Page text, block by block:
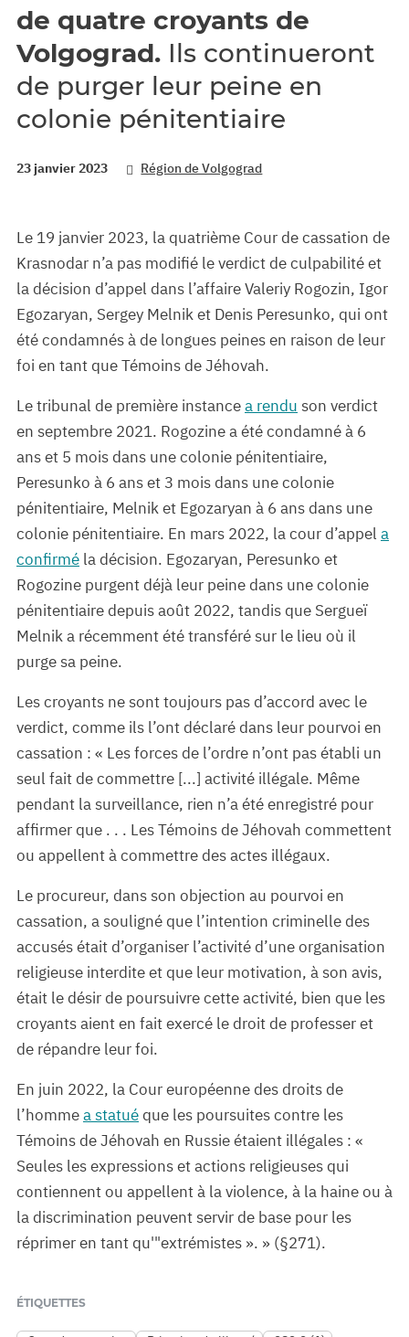
de quatre croyants de
Volgograd. Ils continueront
de purger leur peine en
colonie pénitentiaire
23 janvier 2023 Région de Volgograd
Le 19 janvier 2023, la quatrième Cour de cassation de
Krasnodar n’a pas modifié le verdict de culpabilité et
la décision d’appel dans l’affaire Valeriy Rogozin, Igor
Egozaryan, Sergey Melnik et Denis Peresunko, qui ont
été condamnés à de longues peines en raison de leur
foi en tant que Témoins de Jéhovah.
Le tribunal de première instancea rendu son verdict
en septembre 2021. Rogozine a été condamné à 6
ans et 5 mois dans une colonie pénitentiaire,
Peresunko à 6 ans et 3 mois dans une colonie
pénitentiaire, Melnik et Egozaryan à 6 ans dans une
colonie pénitentiaire. En mars 2022, la cour d’appel a
confirmé la décision. Egozaryan, Peresunko et
Rogozine purgent déjà leur peine dans une colonie
pénitentiaire depuis août 2022, tandis que Sergueï
Melnik a récemment été transféré sur le lieu où il
purge sa peine.
Les croyants ne sont toujours pas d’accord avec le
verdict, comme ils l’ont déclaré dans leur pourvoi en
cassation : « Les forces de l’ordre n’ont pas établi un
seul fait de commettre [...] activité illégale. Même
pendant la surveillance, rien n’a été enregistré pour
affirmer que . . . Les Témoins de Jéhovah commettent
ou appellent à commettre des actes illégaux.
Le procureur, dans son objection au pourvoi en
cassation, a souligné que l’intention criminelle des
accusés était d’organiser l’activité d’une organisation
religieuse interdite et que leur motivation, à son avis,
était le désir de poursuivre cette activité, bien que les
croyants aient en fait exercé le droit de professer et
de répandre leur foi.
En juin 2022, la Cour européenne des droits de
l’hommea statuéque les poursuites contre les
Témoins de Jéhovah en Russie étaient illégales : «
Seules les expressions et actions religieuses qui
contiennent ou appellent à la violence, à la haine ou à
la discrimination peuvent servir de base pour les
réprimer en tant qu'"extrémistes ». » (§271).
ÉTIQUETTES